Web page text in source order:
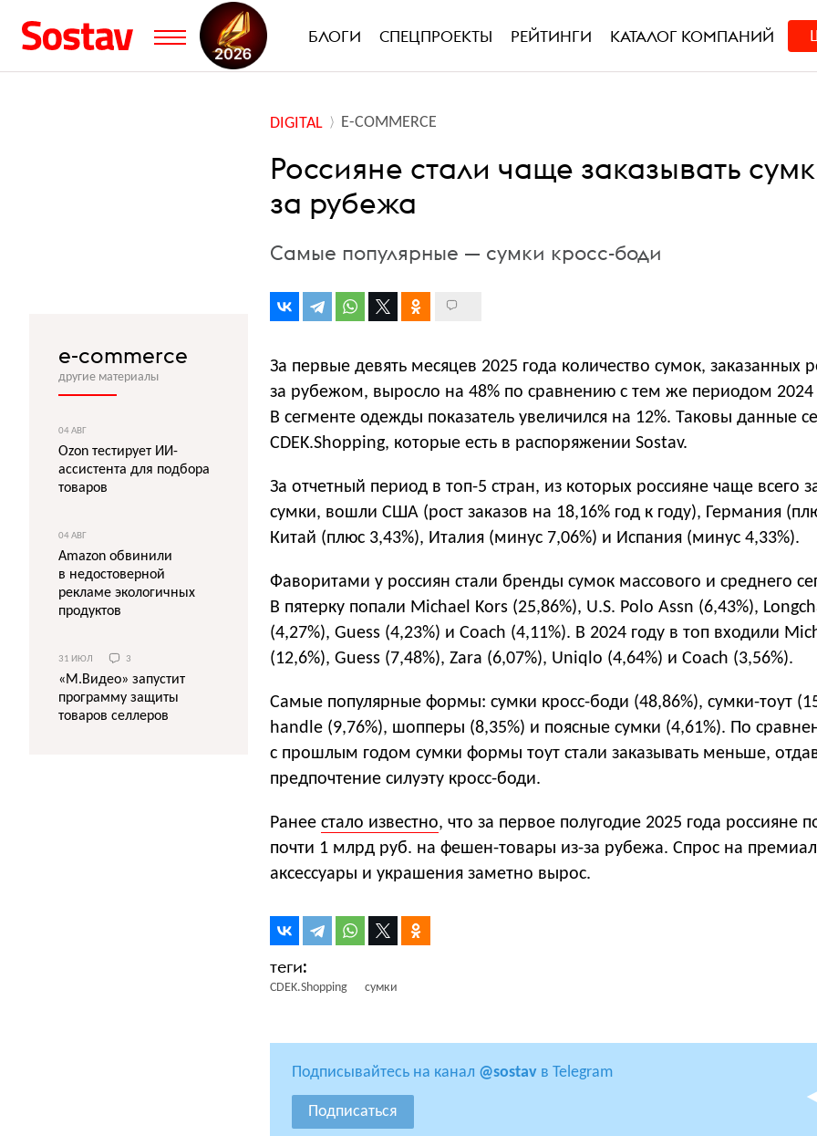
БЛОГИ СПЕЦПРОЕКТЫ РЕЙТИНГИ КАТАЛОГ КОМПАНИЙ
DIGITAL E-COMMERCE
Россияне стали чаще заказывать
за рубежа
Самые популярные — сумки кросс-боди
За первые девять месяцев 2025 года количество сумок, заказанных
за рубежом, выросло на 48% по сравнению с тем же периодом 2024
В сегменте одежды показатель увеличился на 12%. Таковы данные
CDEK.Shopping, которые есть в распоряжении Sostav.
За отчетный период в топ-5 стран, из которых россияне чаще всего
сумки, вошли США (рост заказов на 18,16% год к году), Германия
Китай (плюс 3,43%), Италия (минус 7,06%) и Испания (минус 4,33%).
Фаворитами у россиян стали бренды сумок массового и среднего
В пятерку попали Michael Kors (25,86%), U.S. Polo Assn (6,43%),
(4,27%), Guess (4,23%) и Coach (4,11%). В 2024 году в топ входили
(12,6%), Guess (7,48%), Zara (6,07%), Uniqlo (4,64%) и Coach (3,56%).
Самые популярные формы: сумки кросс-боди (48,86%), сумки-тоут
handle (9,76%), шопперы (8,35%) и поясные сумки (4,61%). По
с прошлым годом сумки формы тоут стали заказывать меньше,
предпочтение силуэту кросс-боди.
Ранее стало известно, что за первое полугодие 2025 года россияне
почти 1 млрд руб. на фешен-товары из-за рубежа. Спрос на
аксессуары и украшения заметно вырос.
CDEK.Shopping сумки
Подписывайтесь на канал @sostav в Telegram
Подписаться
e-commerce
другие материалы
04 АВГ
Ozon тестирует ИИ-
ассистента для подбора
товаров
04 АВГ
Amazon обвинили
в недостоверной
рекламе экологичных
продуктов
31 ИЮЛ 3
«М.Видео» запустит
программу защиты
товаров селлеров